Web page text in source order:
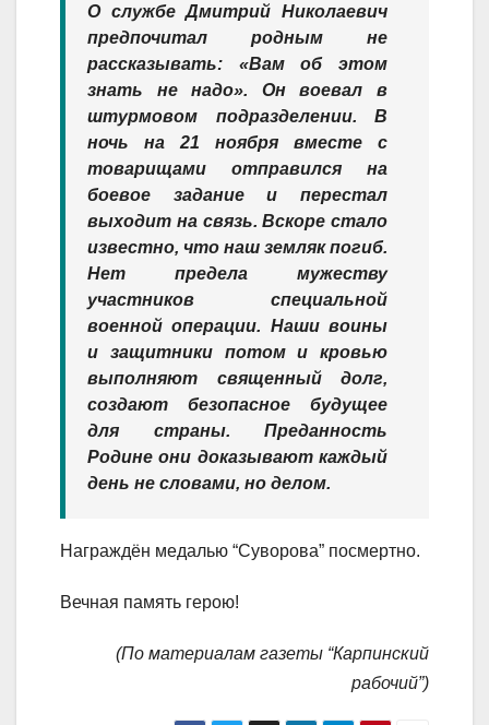
О службе Дмитрий Николаевич
предпочитал родным не
рассказывать: «Вам об этом
знать не надо». Он воевал в
штурмовом подразделении. В
ночь на 21 ноября вместе с
товарищами отправился на
боевое задание и перестал
выходит на связь. Вскоре стало
известно, что наш земляк погиб.
Нет предела мужеству
участников специальной
военной операции. Наши воины
и защитники потом и кровью
выполняют священный долг,
создают безопасное будущее
для страны. Преданность
Родине они доказывают каждый
день не словами, но делом.
Награждён медалью “Суворова” посмертно.
Вечная память герою!
(По материалам газеты “Карпинский
рабочий”)